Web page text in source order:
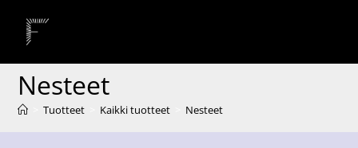
Nesteet
Tuotteet Kaikki tuotteet Nesteet